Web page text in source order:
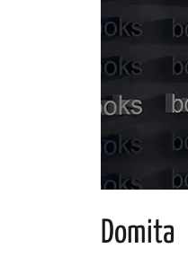
Domita